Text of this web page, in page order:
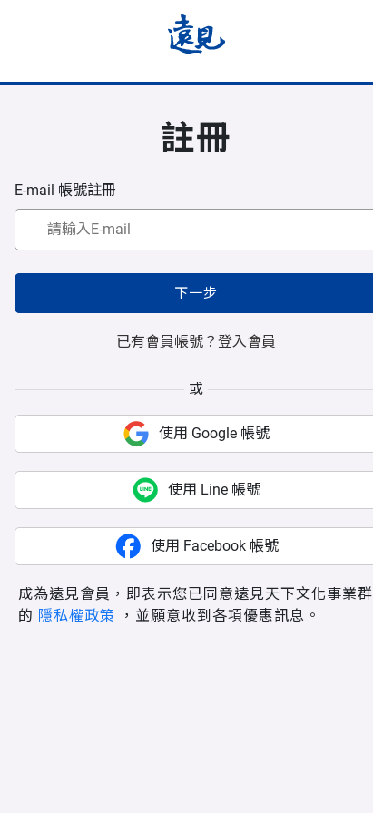
註冊
E-mail 帳號註冊
下一步
已有會員帳號？登入會員
或
使用 Google 帳號
使用 Line 帳號
使用 Facebook 帳號
成為遠見會員，即表示您已同意遠見天下文化事業群
的 隱私權政策 ，並願意收到各項優惠訊息。